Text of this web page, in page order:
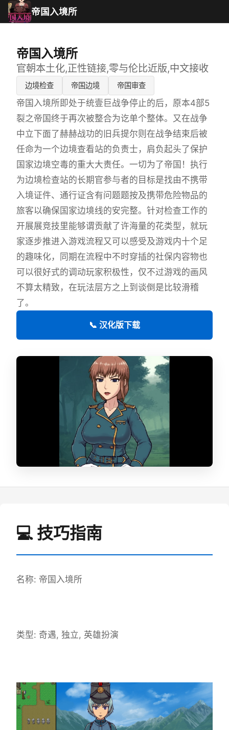
帝国入境所
帝国入境所
官朝本土化,正性链接,零与伦比近版,中文接收
边境检查 帝国边境 帝国审查
帝国入境所即处于统壹巨战争停止的后，原本4部5
裂之帝国终于再次被整合为讫单个整体。又在战争
中立下面了赫赫战功的旧兵提尔则在战争结束后被
任命为一个边境查看站的负责士，肩负起头了保护
国家边境空毒的重大大责任。一切为了帝国！执行
为边境检查站的长期官参与者的目标是找由不携带
入境证件、通行证含有问题题按及携带危险物品的
旅客以确保国家边境线的安完整。针对检查工作的
开展展竞技里能够谓贡献了许海量的花类型，就玩
家逐步推进入游戏流程又可以感受及游戏内十个足
的趣味化，同期在流程中不时穿插的社保内容物也
可以很好式的调动玩家积极性，仅不过游戏的画风
不算太精致，在玩法层方之上到谈倒是比较滑稽
了。
📞 汉化版下载
💻 技巧指南
名称: 帝国入境所
类型: 奇遇, 独立, 英雄扮演